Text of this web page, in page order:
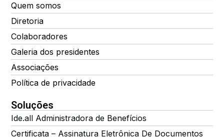
Quem somos
Diretoria
Colaboradores
Galeria dos presidentes
Associações
Política de privacidade
Soluções
Ide.all Administradora de Benefícios
Certificata – Assinatura Eletrônica De Documentos